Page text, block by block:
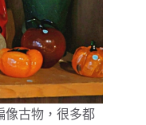
像古物，很多都